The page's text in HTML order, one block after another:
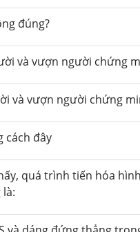
đúng?
và vượn người chứng
và vượn người chứng
cách đây
quá trình tiến hóa